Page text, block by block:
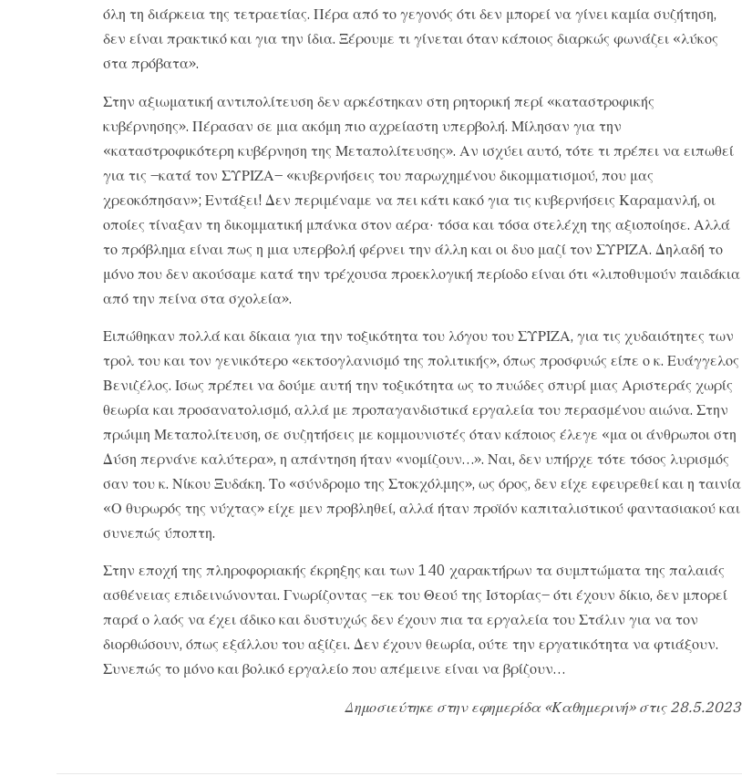
όλη τη διάρκεια της τετραετίας. Πέρα από το γεγονός ότι δεν μπορεί να γίνει καμία συζήτηση,
δεν είναι πρακτικό και για την ίδια. Ξέρουμε τι γίνεται όταν κάποιος διαρκώς φωνάζει «λύκος
στα πρόβατα».
Στην αξιωματική αντιπολίτευση δεν αρκέστηκαν στη ρητορική περί «καταστροφικής
κυβέρνησης». Πέρασαν σε μια ακόμη πιο αχρείαστη υπερβολή. Μίλησαν για την
«καταστροφικότερη κυβέρνηση της Μεταπολίτευσης». Αν ισχύει αυτό, τότε τι πρέπει να ειπωθεί
για τις –κατά τον ΣΥΡΙΖΑ– «κυβερνήσεις του παρωχημένου δικομματισμού, που μας
χρεοκόπησαν»; Εντάξει! Δεν περιμέναμε να πει κάτι κακό για τις κυβερνήσεις Καραμανλή, οι
οποίες τίναξαν τη δικομματική μπάνκα στον αέρα· τόσα και τόσα στελέχη της αξιοποίησε. Αλλά
το πρόβλημα είναι πως η μια υπερβολή φέρνει την άλλη και οι δυο μαζί τον ΣΥΡΙΖΑ. Δηλαδή το
μόνο που δεν ακούσαμε κατά την τρέχουσα προεκλογική περίοδο είναι ότι «λιποθυμούν παιδάκια
από την πείνα στα σχολεία».
Ειπώθηκαν πολλά και δίκαια για την τοξικότητα του λόγου του ΣΥΡΙΖΑ, για τις χυδαιότητες των
τρολ του και τον γενικότερο «εκτσογλανισμό της πολιτικής», όπως προσφυώς είπε ο κ. Ευάγγελος
Βενιζέλος. Ισως πρέπει να δούμε αυτή την τοξικότητα ως το πυώδες σπυρί μιας Αριστεράς χωρίς
θεωρία και προσανατολισμό, αλλά με προπαγανδιστικά εργαλεία του περασμένου αιώνα. Στην
πρώιμη Μεταπολίτευση, σε συζητήσεις με κομμουνιστές όταν κάποιος έλεγε «μα οι άνθρωποι στη
Δύση περνάνε καλύτερα», η απάντηση ήταν «νομίζουν…». Ναι, δεν υπήρχε τότε τόσος λυρισμός
σαν του κ. Νίκου Ξυδάκη. Το «σύνδρομο της Στοκχόλμης», ως όρος, δεν είχε εφευρεθεί και η ταινία
«Ο θυρωρός της νύχτας» είχε μεν προβληθεί, αλλά ήταν προϊόν καπιταλιστικού φαντασιακού και
συνεπώς ύποπτη.
Στην εποχή της πληροφοριακής έκρηξης και των 140 χαρακτήρων τα συμπτώματα της παλαιάς
ασθένειας επιδεινώνονται. Γνωρίζοντας –εκ του Θεού της Ιστορίας– ότι έχουν δίκιο, δεν μπορεί
παρά ο λαός να έχει άδικο και δυστυχώς δεν έχουν πια τα εργαλεία του Στάλιν για να τον
διορθώσουν, όπως εξάλλου του αξίζει. Δεν έχουν θεωρία, ούτε την εργατικότητα να φτιάξουν.
Συνεπώς το μόνο και βολικό εργαλείο που απέμεινε είναι να βρίζουν…
Δημοσιεύτηκε στην εφημερίδα «Καθημερινή» στις 28.5.2023